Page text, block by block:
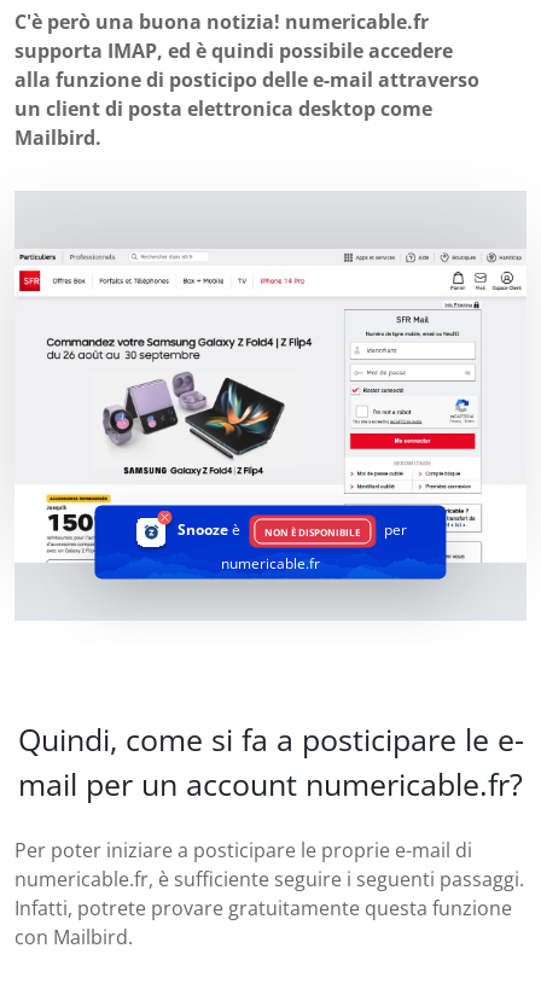
C'è però una buona notizia! numericable.fr
supporta IMAP, ed è quindi possibile accedere
alla funzione di posticipo delle e-mail attraverso
un client di posta elettronica desktop come
Mailbird.
Snoozeè NON È DISPONIBILE
per
numericable.fr
Quindi, come si fa a posticipare le e-
mail per un account numericable.fr?
Per poter iniziare a posticipare le proprie e-mail di
numericable.fr, è sufficiente seguire i seguenti passaggi.
Infatti, potrete provare gratuitamente questa funzione
con Mailbird.